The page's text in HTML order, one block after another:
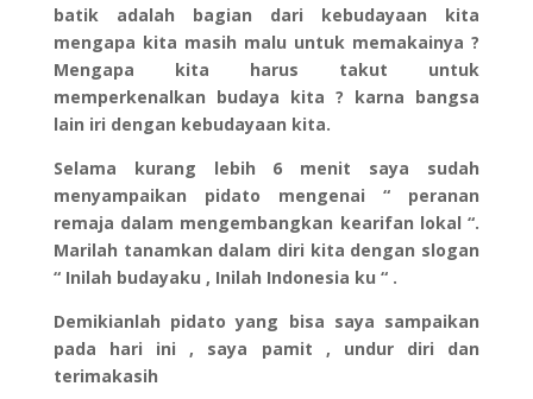
batik adalah bagian dari kebudayaan kita
mengapa kita masih malu untuk memakainya ?
Mengapa kita harus takut untuk
memperkenalkan budaya kita ? karna bangsa
lain iri dengan kebudayaan kita.
Selama kurang lebih 6 menit saya sudah
menyampaikan pidato mengenai “ peranan
remaja dalam mengembangkan kearifan lokal “.
Marilah tanamkan dalam diri kita dengan slogan
“ Inilah budayaku , Inilah Indonesia ku “ .
Demikianlah pidato yang bisa saya sampaikan
pada hari ini , saya pamit , undur diri dan
terimakasih